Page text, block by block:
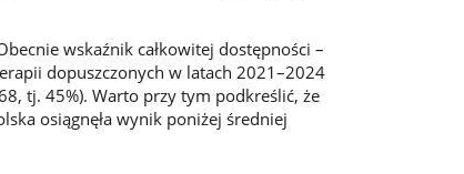
wskaźnik całkowitej dostępności –
dopuszczonych w latach 2021–2024
tj. 45%). Warto przy tym podkreślić, że
osiągnęła wynik poniżej średniej